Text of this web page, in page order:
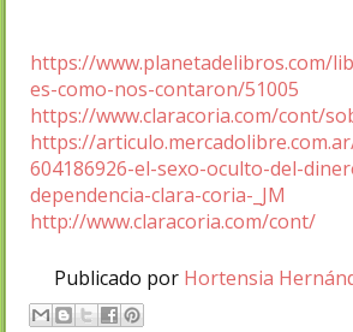
https://www.planetadelibros.com/
es-como-nos-contaron/51005
https://www.claracoria.com/cont/
https://
604186926-el-sexo-oculto-del-
dependencia-clara-coria-_JM
http://www.claracoria.com/cont/
Publicado por Hortensia